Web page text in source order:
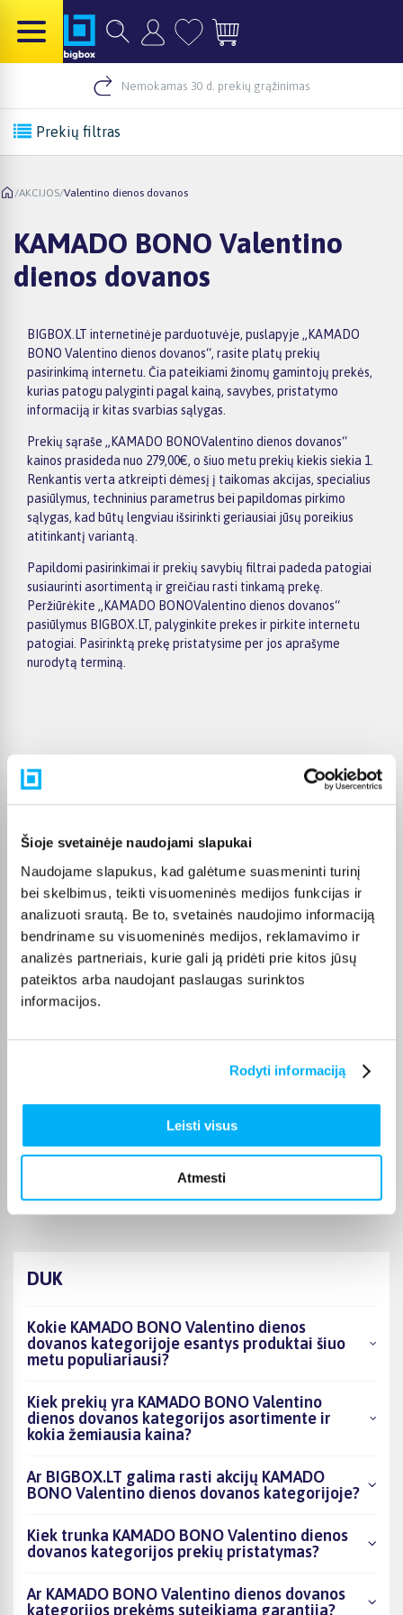
Šioje svetainėje naudojami slapukai
Naudojame slapukus, kad galėtume suasmeninti turinį
bei skelbimus, teikti visuomeninės medijos funkcijas ir
analizuoti srautą. Be to, svetainės naudojimo informaciją
bendriname su visuomeninės medijos, reklamavimo ir
analizės partneriais, kurie gali ją pridėti prie kitos jūsų
pateiktos arba naudojant paslaugas surinktos
informacijos.
Rodyti informaciją
Leisti visus
Atmesti
Nemokamas 30 d. prekių grąžinimas
Prekių filtras
/AKCIJOS/Valentino dienos dovanos
KAMADO BONO Valentino
dienos dovanos
BIGBOX.LT internetinėje parduotuvėje, puslapyje „KAMADO
BONO Valentino dienos dovanos“, rasite platų prekių
pasirinkimą internetu. Čia pateikiami žinomų gamintojų prekės,
kurias patogu palyginti pagal kainą, savybes, pristatymo
informaciją ir kitas svarbias sąlygas.
Prekių sąraše „KAMADO BONOValentino dienos dovanos“
kainos prasideda nuo 279,00€, o šiuo metu prekių kiekis siekia 1.
Renkantis verta atkreipti dėmesį į taikomas akcijas, specialius
pasiūlymus, techninius parametrus bei papildomas pirkimo
sąlygas, kad būtų lengviau išsirinkti geriausiai jūsų poreikius
atitinkantį variantą.
Papildomi pasirinkimai ir prekių savybių filtrai padeda patogiai
susiaurinti asortimentą ir greičiau rasti tinkamą prekę.
Peržiūrėkite „KAMADO BONOValentino dienos dovanos“
pasiūlymus BIGBOX.LT, palyginkite prekes ir pirkite internetu
patogiai. Pasirinktą prekę pristatysime per jos aprašyme
nurodytą terminą.
Pirkėjų atsiliepimai apie prekes
Patvirtintas pirkėjas
Pigus pasiūlymas
GYTIS M.
Patvirtintas pirkėjas
Viskas sklandžiai ir greitai, niekada nenuvilia
DUK
Kokie KAMADO BONO Valentino dienos
dovanos kategorijoje esantys produktai šiuo
metu populiariausi?
Kiek prekių yra KAMADO BONO Valentino
dienos dovanos kategorijos asortimente ir
kokia žemiausia kaina?
Ar BIGBOX.LT galima rasti akcijų KAMADO
BONO Valentino dienos dovanos kategorijoje?
Kiek trunka KAMADO BONO Valentino dienos
dovanos kategorijos prekių pristatymas?
Ar KAMADO BONO Valentino dienos dovanos
kategorijos prekėms suteikiama garantija?